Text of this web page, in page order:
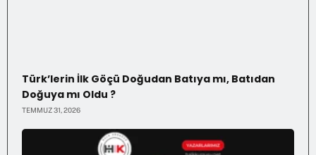
Türk’lerin İlk Göçü Doğudan Batıya mı, Batıdan
Doğuya mı Oldu ?
TEMMUZ 31, 2026